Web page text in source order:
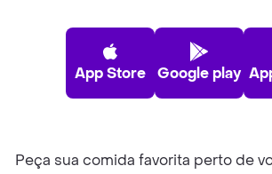
App Store Google play
Peça sua comida favorita perto de